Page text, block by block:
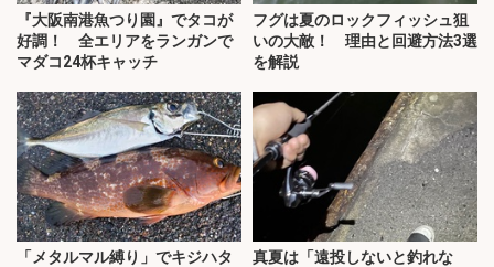
『大阪南港魚つり園』でタコが
好調！ 全エリアをランガンで
マダコ24杯キャッチ
フグは夏のロックフィッシュ狙
いの大敵！ 理由と回避方法3選
を解説
「メタルマル縛り」でキジハタ
真夏は「遠投しないと釣れな